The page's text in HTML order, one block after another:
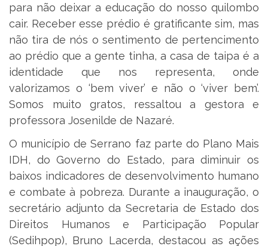
para não deixar a educação do nosso quilombo
cair. Receber esse prédio é gratificante sim, mas
não tira de nós o sentimento de pertencimento
ao prédio que a gente tinha, a casa de taipa é a
identidade que nos representa, onde
valorizamos o ‘bem viver’ e não o ‘viver bem’.
Somos muito gratos, ressaltou a gestora e
professora Josenilde de Nazaré.
O município de Serrano faz parte do Plano Mais
IDH, do Governo do Estado, para diminuir os
baixos indicadores de desenvolvimento humano
e combate à pobreza. Durante a inauguração, o
secretário adjunto da Secretaria de Estado dos
Direitos Humanos e Participação Popular
(Sedihpop), Bruno Lacerda, destacou as ações